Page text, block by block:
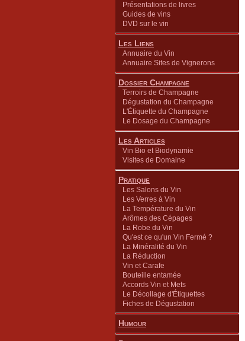
Présentations de livres
Guides de vins
DVD sur le vin
Les Liens
Annuaire du Vin
Annuaire Sites de Vignerons
Dossier Champagne
Terroirs de Champagne
Dégustation du Champagne
L'Étiquette du Champagne
Le Dosage du Champagne
Les Articles
Vin Bio et Biodynamie
Visites de Domaine
Pratique
Les Salons du Vin
Les Verres à Vin
La Température du Vin
Arômes des Cépages
La Robe du Vin
Qu'est ce qu'un Vin Fermé ?
La Minéralité du Vin
La Réduction
Vin et Carafe
Bouteille entamée
Accords Vin et Mets
Le Décollage d'Étiquettes
Fiches de Dégustation
Humour